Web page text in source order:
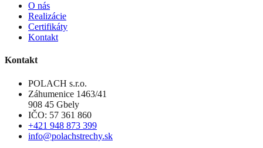
O nás
Realizácie
Certifikáty
Kontakt
Kontakt
POLACH s.r.o.
Záhumenice 1463/41
908 45 Gbely
IČO: 57 361 860
+421 948 873 399
info@polachstrechy.sk